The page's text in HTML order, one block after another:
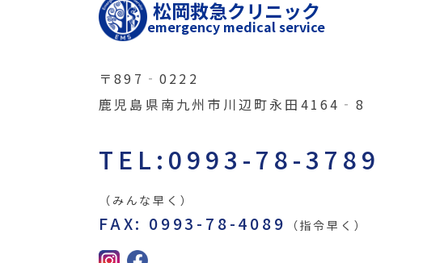
松岡救急クリニック
emergency medical service
〒897‐0222
鹿児島県南九州市川辺町永田4164‐8
TEL:0993-78-3789
（みんな早く）
FAX: 0993-78-4089 （指令早く）